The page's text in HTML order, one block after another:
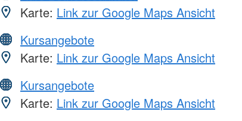
Karte: Link zur Google Maps Ansicht
Kursangebote
Karte: Link zur Google Maps Ansicht
Kursangebote
Karte: Link zur Google Maps Ansicht